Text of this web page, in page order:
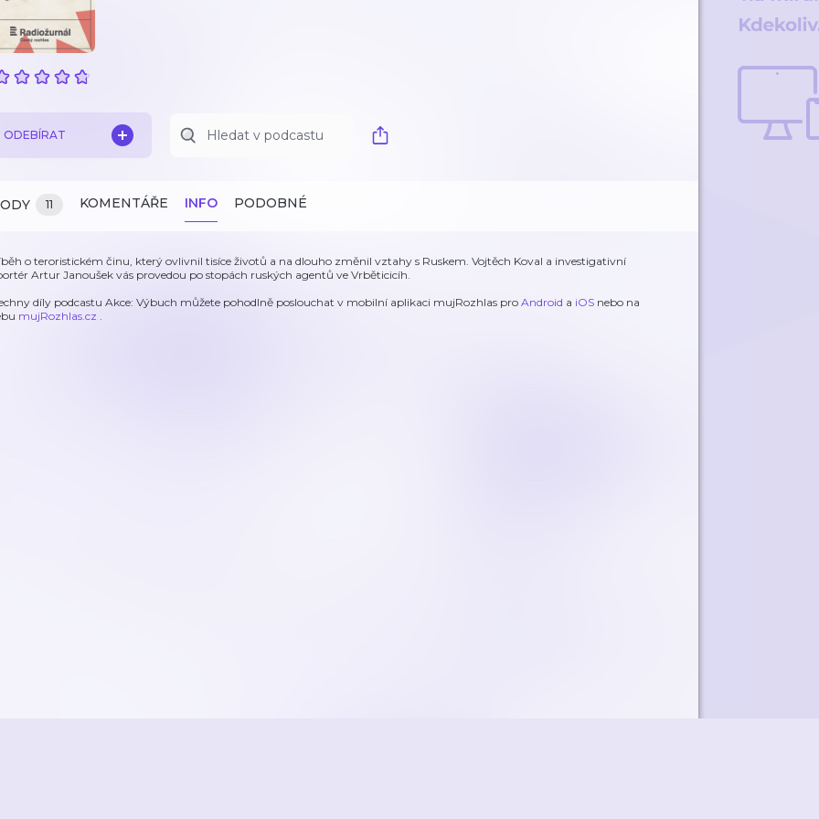
ODEBÍRAT
11 KOMENTÁŘE INFO PODOBNÉ
o teroristickém činu, který ovlivnil tisíce životů a na dlouho změnil vztahy s Ruskem. Vojtěch Koval a investigativní
Artur Janoušek vás provedou po stopách ruských agentů ve Vrběticicíh.
díly podcastu Akce: Výbuch můžete pohodlně poslouchat v mobilní aplikaci mujRozhlas pro Android a iOS nebo na
mujRozhlas.cz .